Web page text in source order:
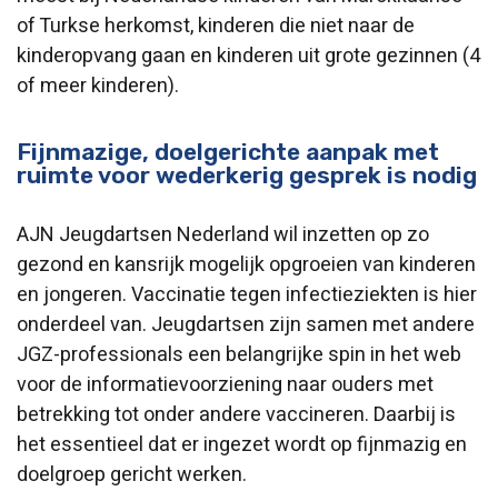
of Turkse herkomst, kinderen die niet naar de
kinderopvang gaan en kinderen uit grote gezinnen (4
of meer kinderen).
Fijnmazige, doelgerichte aanpak met
ruimte voor wederkerig gesprek is nodig
AJN Jeugdartsen Nederland wil inzetten op zo
gezond en kansrijk mogelijk opgroeien van kinderen
en jongeren. Vaccinatie tegen infectieziekten is hier
onderdeel van. Jeugdartsen zijn samen met andere
JGZ-professionals een belangrijke spin in het web
voor de informatievoorziening naar ouders met
betrekking tot onder andere vaccineren. Daarbij is
het essentieel dat er ingezet wordt op fijnmazig en
doelgroep gericht werken.